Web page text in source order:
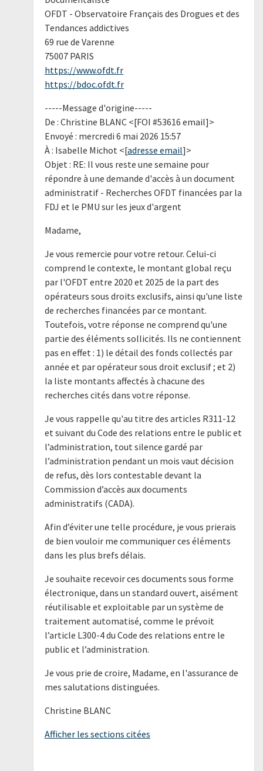
OFDT - Observatoire Français des Drogues et des
Tendances addictives
69 rue de Varenne
75007 PARIS
https://www.ofdt.fr
https://bdoc.ofdt.fr
-----Message d'origine-----
De : Christine BLANC <[FOI #53616 email]>
Envoyé : mercredi 6 mai 2026 15:57
À : Isabelle Michot <[adresse email]>
Objet : RE: Il vous reste une semaine pour
répondre à une demande d'accès à un document
administratif - Recherches OFDT financées par la
FDJ et le PMU sur les jeux d'argent
Madame,
Je vous remercie pour votre retour. Celui-ci
comprend le contexte, le montant global reçu
par l'OFDT entre 2020 et 2025 de la part des
opérateurs sous droits exclusifs, ainsi qu'une liste
de recherches financées par ce montant.
Toutefois, votre réponse ne comprend qu'une
partie des éléments sollicités. Ils ne contiennent
pas en effet : 1) le détail des fonds collectés par
année et par opérateur sous droit exclusif ; et 2)
la liste montants affectés à chacune des
recherches cités dans votre réponse.
Je vous rappelle qu'au titre des articles R311-12
et suivant du Code des relations entre le public et
l’administration, tout silence gardé par
l’administration pendant un mois vaut décision
de refus, dès lors contestable devant la
Commission d’accès aux documents
administratifs (CADA).
Afin d’éviter une telle procédure, je vous prierais
de bien vouloir me communiquer ces éléments
dans les plus brefs délais.
Je souhaite recevoir ces documents sous forme
électronique, dans un standard ouvert, aisément
réutilisable et exploitable par un système de
traitement automatisé, comme le prévoit
l’article L300-4 du Code des relations entre le
public et l’administration.
Je vous prie de croire, Madame, en l'assurance de
mes salutations distinguées.
Christine BLANC
Afficher les sections citées